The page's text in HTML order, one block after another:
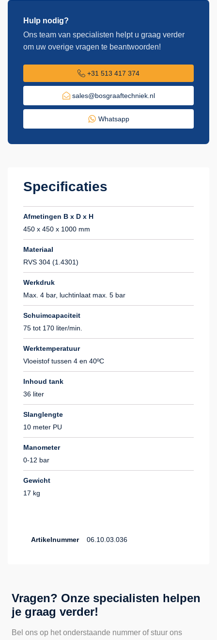
Hulp nodig?
Ons team van specialisten helpt u graag verder
om uw overige vragen te beantwoorden!
+31 513 417 374
sales@bosgraaftechniek.nl
Whatsapp
Specificaties
Afmetingen B x D x H
450 x 450 x 1000 mm
Materiaal
RVS 304 (1.4301)
Werkdruk
Max. 4 bar, luchtinlaat max. 5 bar
Schuimcapaciteit
75 tot 170 liter/min.
Werktemperatuur
Vloeistof tussen 4 en 40ºC
Inhoud tank
36 liter
Slanglengte
10 meter PU
Manometer
0-12 bar
Gewicht
17 kg
Artikelnummer 06.10.03.036
Vragen? Onze specialisten helpen
je graag verder!
Bel ons op het onderstaande nummer of stuur ons